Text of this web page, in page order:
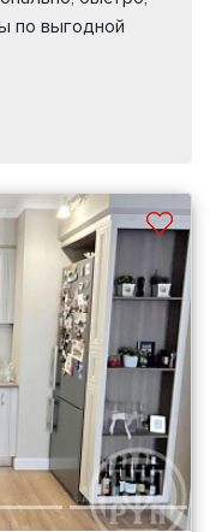
по выгодной